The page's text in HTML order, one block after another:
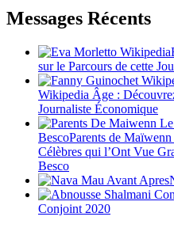
Messages Récents
sur le Parcours de cette
Wikipedia Âge :
Journaliste Économique
BescoParents de
Célèbres qui l’Ont Vue
Besco
Conjoint 2020